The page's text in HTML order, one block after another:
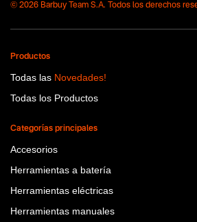
© 2026 Barbuy Team S.A. Todos los derechos
Productos
Todas las Novedades!
Todas los Productos
Categorías principales
Accesorios
Herramientas a batería
Herramientas eléctricas
Herramientas manuales